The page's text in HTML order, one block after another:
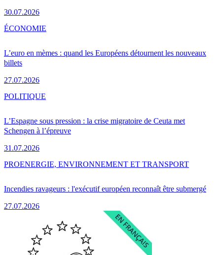
30.07.2026
L’euro en mèmes : quand les Européens détournent les nouveaux
billets
27.07.2026
ÉCONOMIE
L’Espagne sous pression : la crise migratoire de Ceuta met
Schengen à l’épreuve
31.07.2026
POLITIQUE
Incendies ravageurs : l'exécutif européen reconnaît être submergé
27.07.2026
PROENERGIE, ENVIRONNEMENT ET TRANSPORT